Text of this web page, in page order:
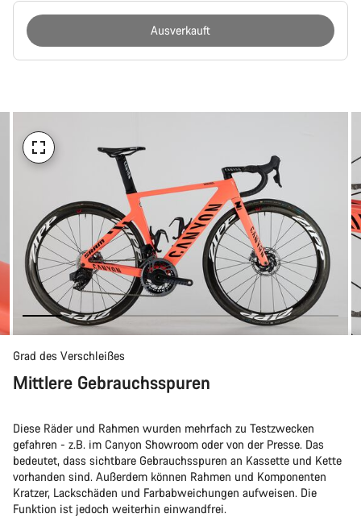
Ausverkauft
Grad des Verschleißes
Mittlere Gebrauchsspuren
Diese Räder und Rahmen wurden mehrfach zu Testzwecken
gefahren - z.B. im Canyon Showroom oder von der Presse. Das
bedeutet, dass sichtbare Gebrauchsspuren an Kassette und Kette
vorhanden sind. Außerdem können Rahmen und Komponenten
Kratzer, Lackschäden und Farbabweichungen aufweisen. Die
Funktion ist jedoch weiterhin einwandfrei.